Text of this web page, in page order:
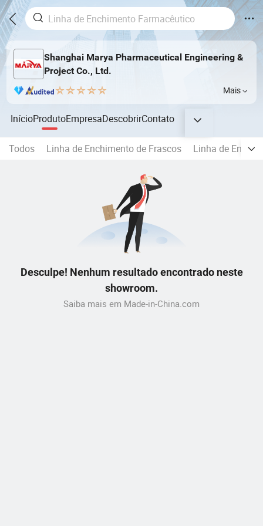
Shanghai Marya Pharmaceutical Engineering &
Project Co., Ltd.
Mais
InícioProdutoEmpresaDescobrirContato
Todos Linha de Enchimento de Frascos Linha de
Desculpe! Nenhum resultado encontrado neste
showroom.
Saiba mais em Made-in-China.com